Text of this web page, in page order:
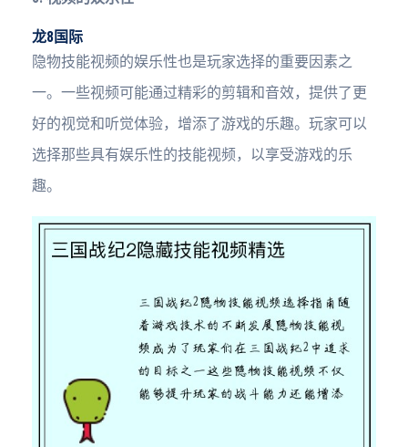
龙8国际
隐物技能视频的娱乐性也是玩家选择的重要因素之
一。一些视频可能通过精彩的剪辑和音效，提供了更
好的视觉和听觉体验，增添了游戏的乐趣。玩家可以
选择那些具有娱乐性的技能视频，以享受游戏的乐
趣。